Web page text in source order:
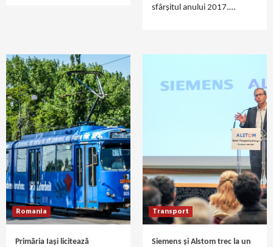
sfârșitul anului 2017.…
Romania
Primăria Iași licitează
Transport
Siemens și Alstom trec la un